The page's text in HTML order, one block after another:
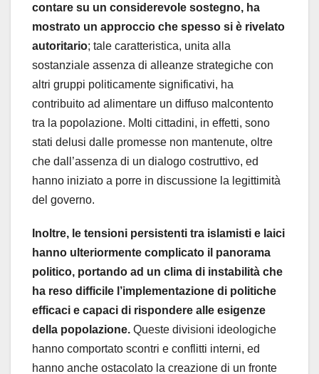
contare su un considerevole sostegno, ha
mostrato un approccio che spesso si è rivelato
autoritario; tale caratteristica, unita alla
sostanziale assenza di alleanze strategiche con
altri gruppi politicamente significativi, ha
contribuito ad alimentare un diffuso malcontento
tra la popolazione. Molti cittadini, in effetti, sono
stati delusi dalle promesse non mantenute, oltre
che dall’assenza di un dialogo costruttivo, ed
hanno iniziato a porre in discussione la legittimità
del governo.
Inoltre, le tensioni persistenti tra islamisti e laici
hanno ulteriormente complicato il panorama
politico, portando ad un clima di instabilità che
ha reso difficile l’implementazione di politiche
efficaci e capaci di rispondere alle esigenze
della popolazione. Queste divisioni ideologiche
hanno comportato scontri e conflitti interni, ed
hanno anche ostacolato la creazione di un fronte